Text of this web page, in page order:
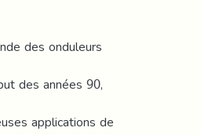
des onduleurs
des années 90,
applications de